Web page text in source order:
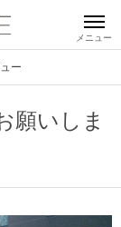
ー
願いしま